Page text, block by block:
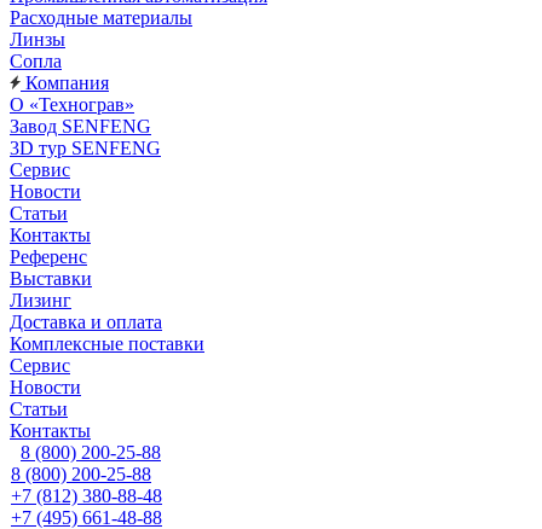
Расходные материалы
Линзы
Сопла
Компания
О «Технограв»
Завод SENFENG
3D тур SENFENG
Сервис
Новости
Статьи
Контакты
Референс
Выставки
Лизинг
Доставка и оплата
Комплексные поставки
Сервис
Новости
Статьи
Контакты
8 (800) 200-25-88
8 (800) 200-25-88
+7 (812) 380-88-48
+7 (495) 661-48-88